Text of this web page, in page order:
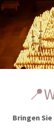
Bringen